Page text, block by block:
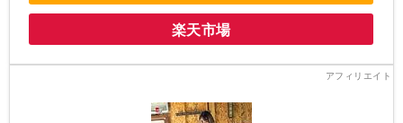
楽天市場